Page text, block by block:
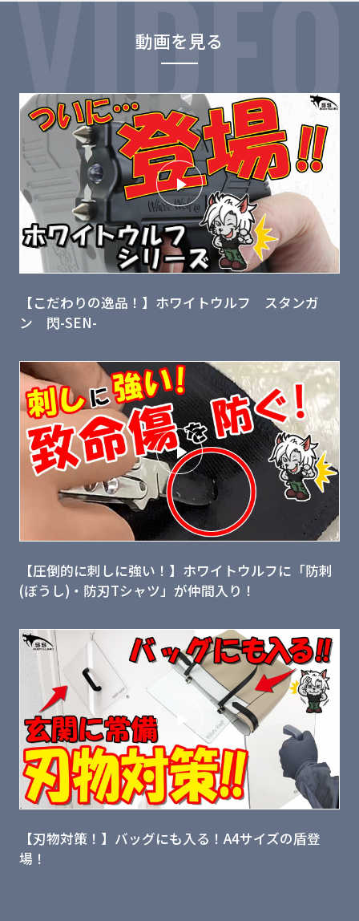
動画を見る
VIDEO
【こだわりの逸品！】ホワイトウルフ スタンガ
ン 閃-SEN-
【圧倒的に刺しに強い！】ホワイトウルフに「防刺
(ぼうし)・防刃Tシャツ」が仲間入り！
【刃物対策！】バッグにも入る！A4サイズの盾登
場！